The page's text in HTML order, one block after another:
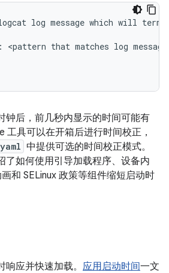
log message which will
<pattern that matches log
钟后，前几秒内显示的时间可能有
工具可以在开箱后进行时间校正，
中提供可选的时间校正模式。
了如何使用引导加载程序、设备内
和 SELinux 政策等组件缩短启动时
应并快速加载。 应用启动时间一文